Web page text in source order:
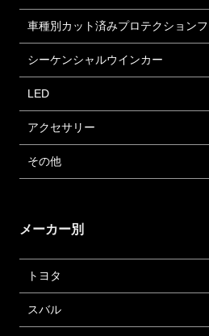
車種別カット済みプロテクション
シーケンシャルウインカー
LED
アクセサリー
その他
メーカー別
トヨタ
スバル